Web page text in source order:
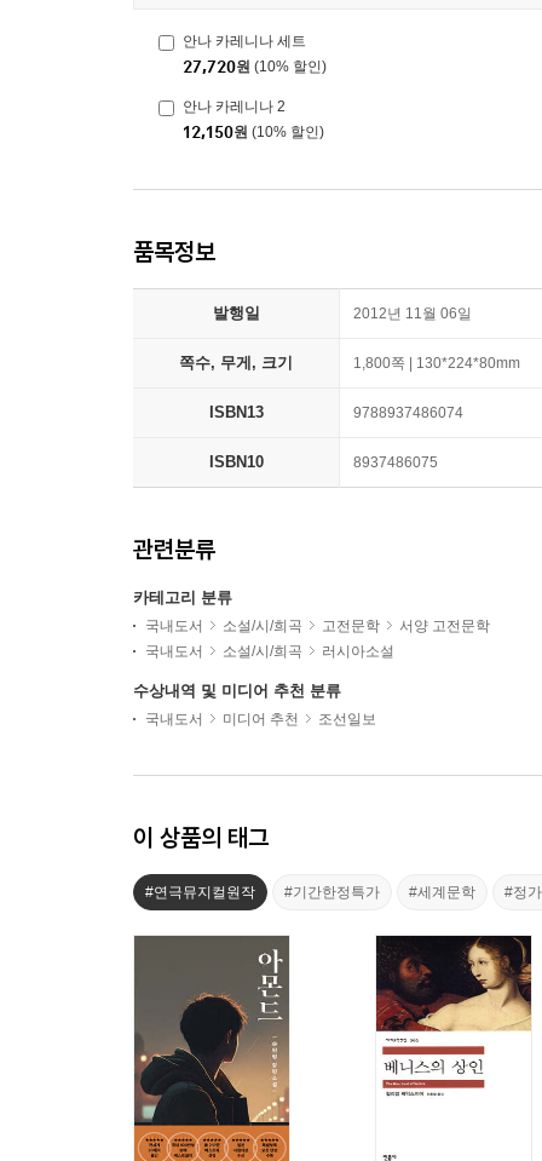
안나 카레니나 세트
27,720원 (10% 할인)
안나 카레니나 2
12,150원 (10% 할인)
품목정보
발행일 2012년 11월 06일
쪽수, 무게, 크기 1,800쪽 | 130*224*80mm
ISBN13 9788937486074
ISBN10 8937486075
관련분류
카테고리 분류
국내도서 소설/시/희곡 고전문학
서양 고전문학
국내도서
소설/시/희곡 러시아소설
수상내역 및 미디어 추천 분류
국내도서 미디어 추천 조선일보
이 상품의 태그
#연극뮤지컬원작 #기간한정특가 #세계문학 #정